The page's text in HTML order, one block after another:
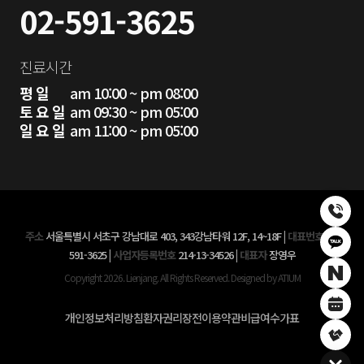
02-591-3625
진료시간
평 일
am 10:00 ~ pm 08:00
토 요 일 am 09:30 ~ pm 05:00
일 요 일 am 11:00 ~ pm 05:00
주소서울특별시 서초구 강남대로 403, 343강남타워 12F, 14~18F| 대표번호02-
591-3625| 사업자등록번호214-13-34526| 대표자장영우
Copyright 2026. Lienjang. All Rights Reserved. Designed by ATIUM
개인정보처리방침환자권리장전이용약관비급여수가표